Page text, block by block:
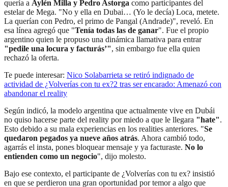
quería a Aylén Milla y Pedro Astorga como participantes del
estelar de Mega. "No y ella en Dubai… (Yo le decía) Loca, metete.
La querían con Pedro, el primo de Pangal (Andrade)", reveló. En
esa línea agregó que "Tenía todas las de ganar". Fue el propio
argentino quien le propuso una dinámica llamativa para entrar
"pedile una locura y facturás’", sin embargo fue ella quien
rechazó la oferta.
Te puede interesar: Nico Solabarrieta se retiró indignado de
actividad de ¿Volverías con tu ex?2 tras ser encarado: Amenazó con
abandonar el reality
Según indicó, la modelo argentina que actualmente vive en Dubái
no quiso hacerse parte del reality por miedo a que le llegara "hate".
Esto debido a su mala experiencias en los realities anteriores. "Se
quedaron pegados ya nueve años atrás. Ahora cambió todo,
agarrás el insta, pones bloquear mensaje y ya facturaste. No lo
entienden como un negocio", dijo molesto.
Bajo ese contexto, el participante de ¿Volverías con tu ex? insistió
en que se perdieron una gran oportunidad por temor a algo que